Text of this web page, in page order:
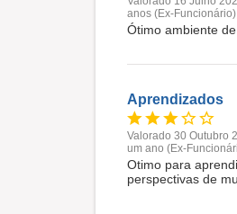
anos (Ex-
Ótimo ambiente
Aprendizados
Valorado 30 Outubro
um ano (Ex-
Otimo para
perspectivas de